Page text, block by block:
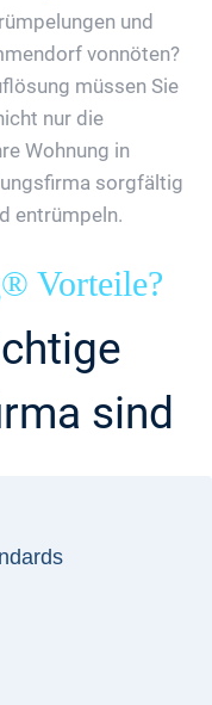
und
vonnöten?
müssen Sie
nur die
Wohnung in
sorgfältig
entrümpeln.
Vorteile?
sind